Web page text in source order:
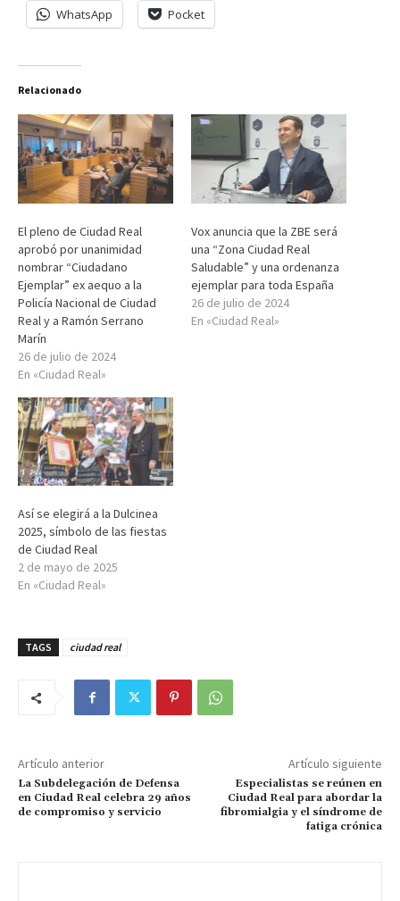
WhatsApp Pocket
Relacionado
El pleno de Ciudad Real
aprobó por unanimidad
nombrar “Ciudadano
Ejemplar” ex aequo a la
Policía Nacional de Ciudad
Real y a Ramón Serrano
Marín
26 de julio de 2024
En «Ciudad Real»
Vox anuncia que la ZBE será
una “Zona Ciudad Real
Saludable” y una ordenanza
ejemplar para toda España
26 de julio de 2024
En «Ciudad Real»
Así se elegirá a la Dulcinea
2025, símbolo de las fiestas
de Ciudad Real
2 de mayo de 2025
En «Ciudad Real»
TAGS ciudad real
Artículo anterior
La Subdelegación de Defensa
en Ciudad Real celebra 29 años
de compromiso y servicio
Artículo siguiente
Especialistas se reúnen en
Ciudad Real para abordar la
fibromialgia y el síndrome de
fatiga crónica